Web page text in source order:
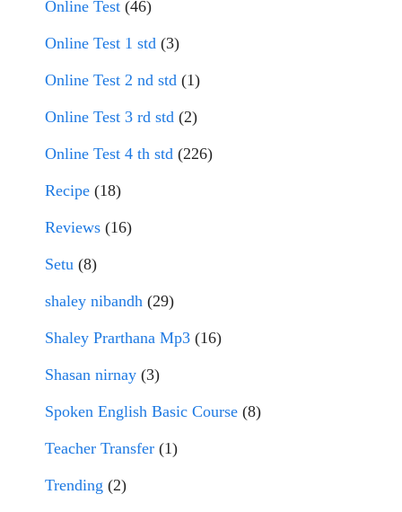
Online Test (46)
Online Test 1 std (3)
Online Test 2 nd std (1)
Online Test 3 rd std (2)
Online Test 4 th std (226)
Recipe (18)
Reviews (16)
Setu (8)
shaley nibandh (29)
Shaley Prarthana Mp3 (16)
Shasan nirnay (3)
Spoken English Basic Course (8)
Teacher Transfer (1)
Trending (2)